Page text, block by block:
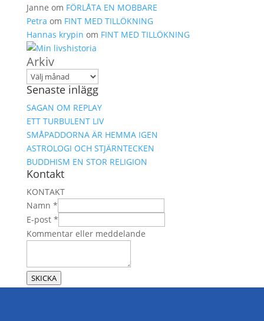
Janne om FÖRLÅTA EN MOBBARE
Petra om FINT MED TILLÖKNING
Hannas krypin om FINT MED TILLÖKNING
Arkiv
Senaste inlägg
SAGAN OM REPLAY
ETT TURBULENT LIV
SMÅPADDORNA ÄR HEMMA IGEN
ASTROLOGI OCH STJÄRNTECKEN
BUDDHISM EN STOR RELIGION
Kontakt
KONTAKT
E-
post
eller
Namn *
E-post *
Kommentar eller meddelande
SKICKA